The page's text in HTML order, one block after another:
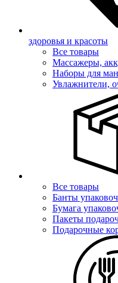
здоровья и красоты
Все товары
Массажеры,
Наборы для
Увлажнители,
Все товары
Банты
Бумага
Пакеты
Подарочные